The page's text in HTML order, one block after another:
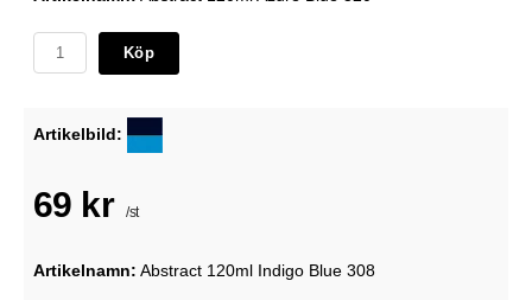
Köp
Artikelbild:
69 kr /st
Artikelnamn: Abstract 120ml Indigo Blue 308